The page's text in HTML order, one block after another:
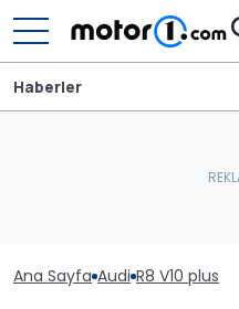
Haberler
Ana Sayfa Audi R8 V10 plus